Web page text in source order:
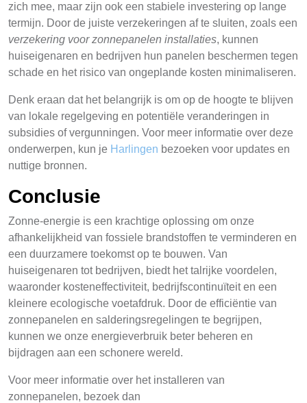
zich mee, maar zijn ook een stabiele investering op lange
termijn. Door de juiste verzekeringen af te sluiten, zoals een
verzekering voor zonnepanelen installaties, kunnen
huiseigenaren en bedrijven hun panelen beschermen tegen
schade en het risico van ongeplande kosten minimaliseren.
Denk eraan dat het belangrijk is om op de hoogte te blijven
van lokale regelgeving en potentiële veranderingen in
subsidies of vergunningen. Voor meer informatie over deze
onderwerpen, kun je Harlingen bezoeken voor updates en
nuttige bronnen.
Conclusie
Zonne-energie is een krachtige oplossing om onze
afhankelijkheid van fossiele brandstoffen te verminderen en
een duurzamere toekomst op te bouwen. Van
huiseigenaren tot bedrijven, biedt het talrijke voordelen,
waaronder kosteneffectiviteit, bedrijfscontinuïteit en een
kleinere ecologische voetafdruk. Door de efficiëntie van
zonnepanelen en salderingsregelingen te begrijpen,
kunnen we onze energieverbruik beter beheren en
bijdragen aan een schonere wereld.
Voor meer informatie over het installeren van
zonnepanelen, bezoek dan